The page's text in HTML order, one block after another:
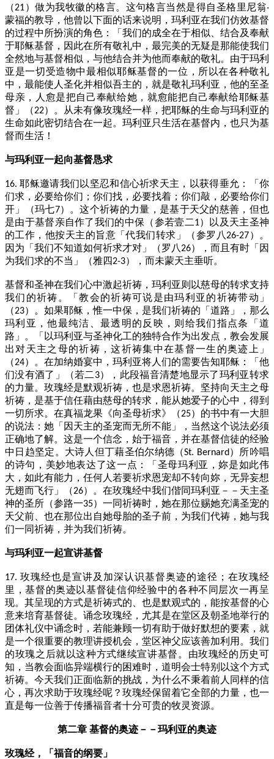
（21）做为我牧徽的格言。这句格言当然是得自圣格里尼翁‧
蒙福的教导，他曾以下面的话来说明，玛利亚在我们仿效基督
的过程中所扮演的角色：「我们的成全在于相似、结合及奉献
于耶稣基督，因此在所有敬礼中，最完美的无疑是那能使我们
全然地与基督相似，与他结合并为他而奉献的敬礼。由于玛利
亚是一切受造物中最相似耶稣基督的一位，所以在各种敬礼
中，最能使人圣化并相似吾主的，就是敬礼玛利亚，他的至圣
母亲，人愈是把自己奉献给她，就愈能把自己奉献给耶稣基
督」（22）。从未有像玫瑰经一样，把耶稣的生命与玛利亚的
生命如此密切结合在一起。玛利亚只生活在基督内，也只为基
督而生活！
与玛利亚一起向基督恳求
16.耶稣邀请我们以坚忍和信心祈求天主，以获得垂允：「你
们求，必要给你们；你们找，必要找着；你们敲，必要给你们
开」（玛七7）。这个祈祷的力量，是基于天父的慈善，但也
是由于基督亲自作了我们的中保（参若壹二1）以及天主圣神
的工作，他按天主的旨意「代我们转求」（参罗八26-27）。
因为「我们不知道如何祈求才对」（罗八26），而且有时「因
为我们求的不当」（雅四2-3），而未蒙天主垂听。
基督和圣神在我们心中激起祈祷，玛利亚则以慈母的转求支持
我们的祈祷。「教会的祈祷可说是由玛利亚的祈祷带动」
（23）。如果耶稣，惟一中保，是我们祈祷的「道路」，那么
玛利亚，他最纯洁、最透明的反映，则给我们指点条「道
路」。「以玛利亚与圣神化工的独特合作为出发点，教会发展
出对天主之母的祈祷，这祈祷集中在基督一生的奥迹上」
（24）。在加纳婚宴中，玛利亚将人们的需要告知耶稣：「他
们没有酒了」（若二 3），此段福音清楚地显示了玛利亚转求
的力量。玫瑰经是默观祈祷，也是求恩祈祷。坚持向天主之母
祈祷，是基于信任藉由慈母的转求，能从她爱子的心中，得到
一切所求。在真福龙果《向圣母祈求》（25）的书中有一大胆
的说法：她「因天主的圣宠而无所不能」，当然这个说法必须
正确地了解。这是一个信念，始于福音，并在基督信徒的经验
中日趋坚定。大诗人但丁藉圣伯尔纳德（St. Bernard）所吟唱
的诗句，美妙地表达了这一点：「圣母玛利亚，妳是如此伟
大，如此有能力，任何人若要祈求恩宠却不转向妳，无异妄想
无翅而飞行」（26）。在玫瑰经中我们偕同玛利亚－－天主圣
神的圣所（参路一35）一同祈祷时，她在那位赐她充满圣宠的
天父前、也在那位出自她母胎的圣子前，为我们代祷，她与我
们一同祈祷，并为我们祈祷。
与玛利亚一起宣讲基督
17. 玫瑰经也是宣讲及加深认识基督奥迹的途径；在玫瑰经
里，基督的奥迹以基督徒信仰经验中的各种不同层次一再呈
现。其呈现的方式是祈祷式的、也是默观式的，能按基督的心
意来培育基督徒。诵念玫瑰经，尤其是在堂区及朝圣地举行的
团体礼仪中诵念时，若能兼顾一切有助于做好默想的要素，就
是一个很重要的教理讲授机会，堂区神父应该善加利用。我们
的玫瑰之后就以这种方式继续宣讲基督。由玫瑰经的历史可
知，当教会面临异端横行的困难时，道明会士特别以这个方式
祈祷。今天我们正面临新的挑战，为什么不秉着前人同样的信
心，再次求助于玫瑰经呢？玫瑰经保留着它全部的力量，也一
直是每一位善于传播福音者十分可贵的牧灵资源。
第二章 基督的奥迹－－玛利亚的奥迹
玫瑰经，「福音的纲要」